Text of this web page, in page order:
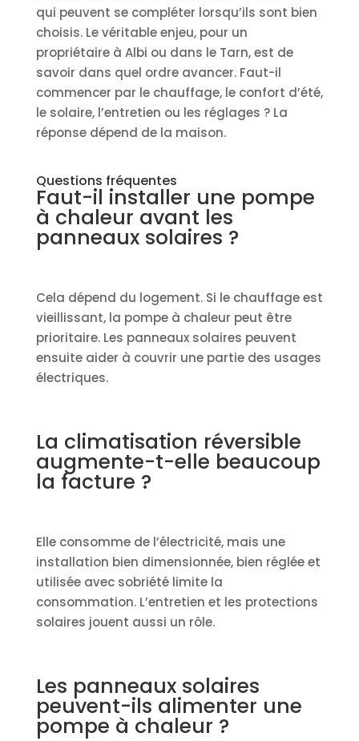
qui peuvent se compléter lorsqu’ils sont bien
choisis. Le véritable enjeu, pour un
propriétaire à Albi ou dans le Tarn, est de
savoir dans quel ordre avancer. Faut-il
commencer par le chauffage, le confort d’été,
le solaire, l’entretien ou les réglages ? La
réponse dépend de la maison.
Questions fréquentes
Faut-il installer une pompe
à chaleur avant les
panneaux solaires ?
Cela dépend du logement. Si le chauffage est
vieillissant, la pompe à chaleur peut être
prioritaire. Les panneaux solaires peuvent
ensuite aider à couvrir une partie des usages
électriques.
La climatisation réversible
augmente-t-elle beaucoup
la facture ?
Elle consomme de l’électricité, mais une
installation bien dimensionnée, bien réglée et
utilisée avec sobriété limite la
consommation. L’entretien et les protections
solaires jouent aussi un rôle.
Les panneaux solaires
peuvent-ils alimenter une
pompe à chaleur ?